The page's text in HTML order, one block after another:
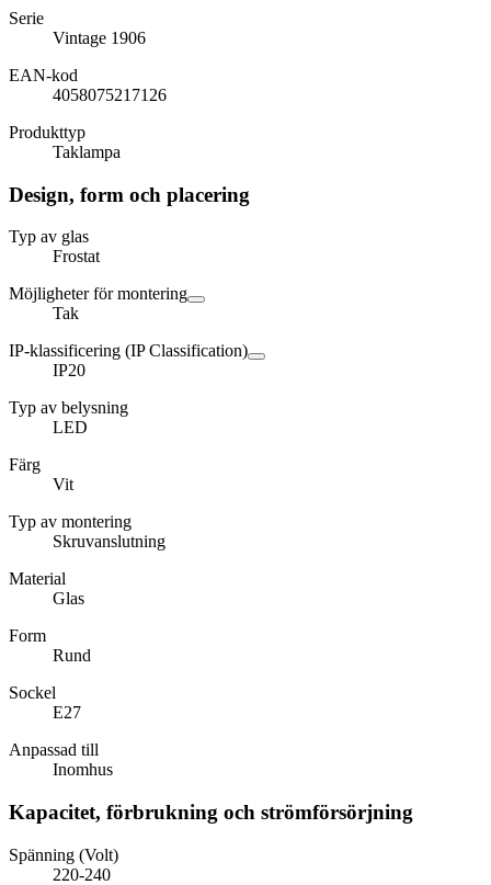
Serie
Vintage 1906
EAN-kod
4058075217126
Produkttyp
Taklampa
Design, form och placering
Typ av glas
Frostat
Möjligheter för montering
Tak
IP-klassificering (IP Classification)
IP20
Typ av belysning
LED
Färg
Vit
Typ av montering
Skruvanslutning
Material
Glas
Form
Rund
Sockel
E27
Anpassad till
Inomhus
Kapacitet, förbrukning och strömförsörjning
Spänning (Volt)
220-240